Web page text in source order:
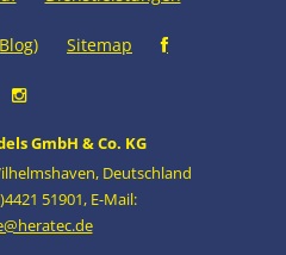
Sitemap
GmbH & Co. KG
, Deutschland
51901, E-Mail: